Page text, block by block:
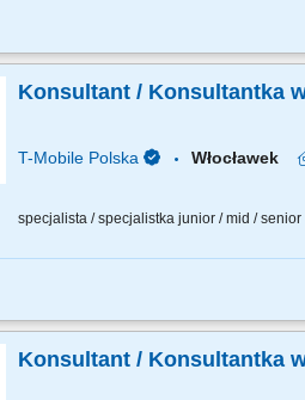
Zadania, które na Ciebie czekają: 70%
Konsultant / Konsultantka
T-Mobile Polska Włocławek
specjalista / specjalistka junior / mid / senior
Zadania, które na Ciebie czekają: 60%
Konsultant / Konsultantka